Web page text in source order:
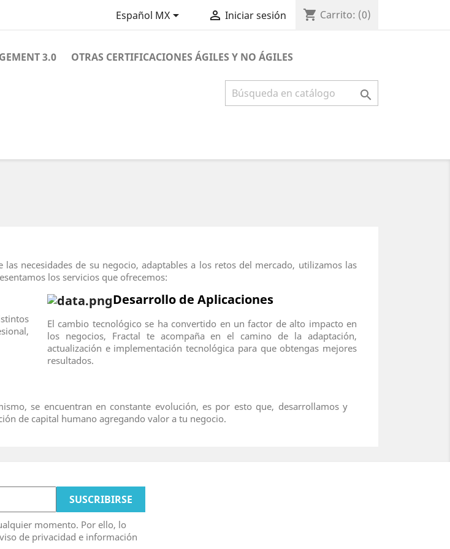
Español MX  Iniciar sesión shopping_cart Carrito: (0)
3.0 OTRAS CERTIFICACIONES ÁGILES Y NO ÁGILES

necesidades de su negocio, adaptables a los retos del mercado, utilizamos las
los servicios que ofrecemos:
Desarrollo de Aplicaciones
El cambio tecnológico se ha convertido en un factor de alto impacto en
los negocios, Fractal te acompaña en el camino de la adaptación,
actualización e implementación tecnológica para que obtengas mejores
resultados.
se encuentran en constante evolución, es por esto que, desarrollamos y
de capital humano agregando valor a tu negocio.
momento. Por ello, lo
de privacidad e información